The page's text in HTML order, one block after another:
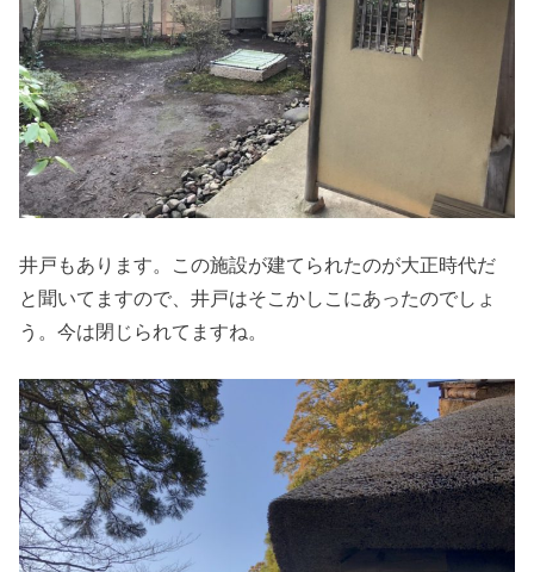
井戸もあります。この施設が建てられたのが大正時代だ
と聞いてますので、井戸はそこかしこにあったのでしょ
う。今は閉じられてますね。